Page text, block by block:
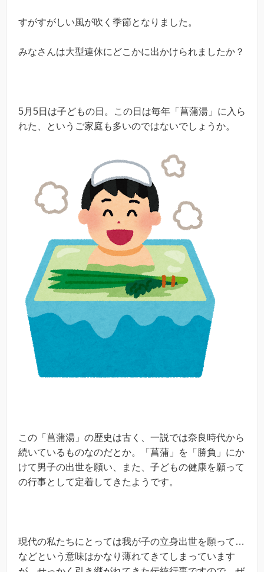
すがすがしい風が吹く季節となりました。
みなさんは大型連休にどこかに出かけられましたか？
5月5日は子どもの日。この日は毎年「菖蒲湯」に入ら
れた、というご家庭も多いのではないでしょうか。
この「菖蒲湯」の歴史は古く、一説では奈良時代から
続いているものなのだとか。「菖蒲」を「勝負」にか
けて男子の出世を願い、また、子どもの健康を願って
の行事として定着してきたようです。
現代の私たちにとっては我が子の立身出世を願って…
などという意味はかなり薄れてきてしまっています